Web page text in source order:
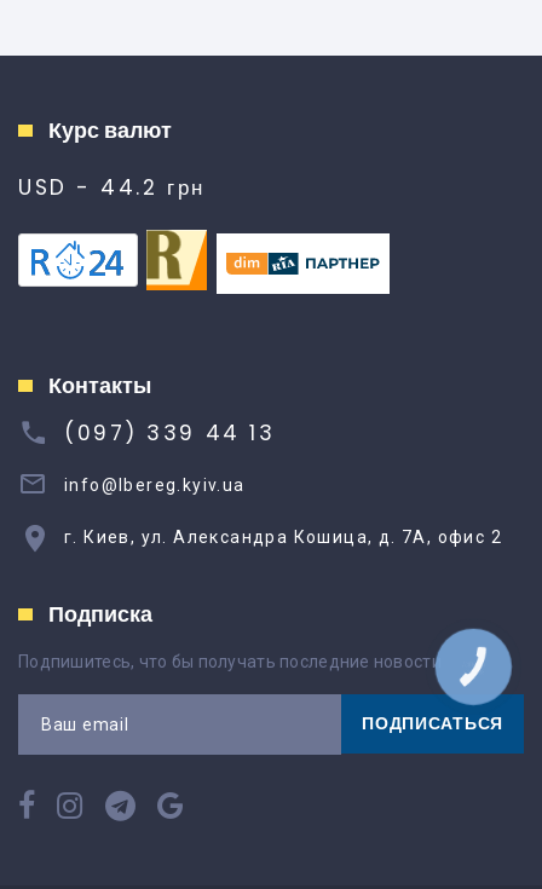
Курс валют
USD - 44.2 грн
Контакты
(097) 339 44 13
info@lbereg.kyiv.ua
г. Киев, ул. Александра Кошица, д. 7А, офис 2
Подписка
Подпишитесь, что бы получать последние новости
Ваш email ПОДПИСАТЬСЯ
КНОПКА
ЗВ'ЯЗКУ